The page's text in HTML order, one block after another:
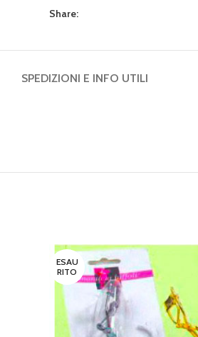
Share:
SPEDIZIONI E INFO UTILI
ESAU
RITO